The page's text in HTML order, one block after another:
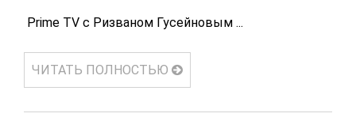
Prime TV с Ризваном Гусейновым ...
ЧИТАТЬ ПОЛНОСТЬЮ